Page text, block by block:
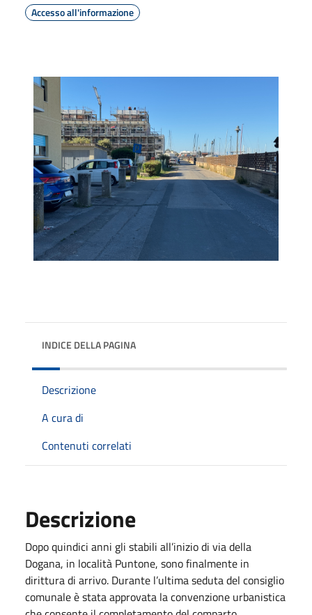
Accesso all'informazione
INDICE DELLA PAGINA
Descrizione
A cura di
Contenuti correlati
Descrizione
Dopo quindici anni gli stabili all’inizio di via della
Dogana, in località Puntone, sono finalmente in
dirittura di arrivo. Durante l’ultima seduta del consiglio
comunale è stata approvata la convenzione urbanistica